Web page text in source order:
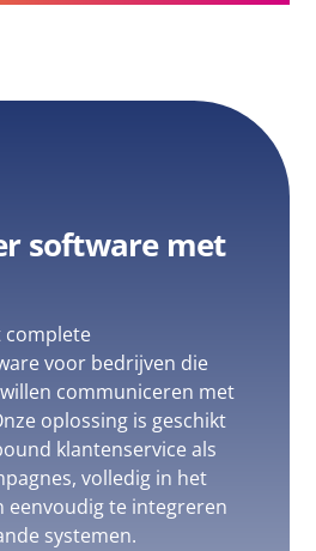
software met
complete
voor bedrijven die
communiceren met
oplossing is geschikt
klantenservice als
volledig in het
eenvoudig te integreren
systemen.